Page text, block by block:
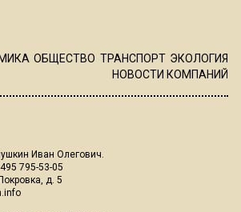
ОБЩЕСТВО ТРАНСПОРТ ЭКОЛОГИЯ
НОВОСТИ КОМПАНИЙ
Иван Олегович.
795-53-05
д. 5